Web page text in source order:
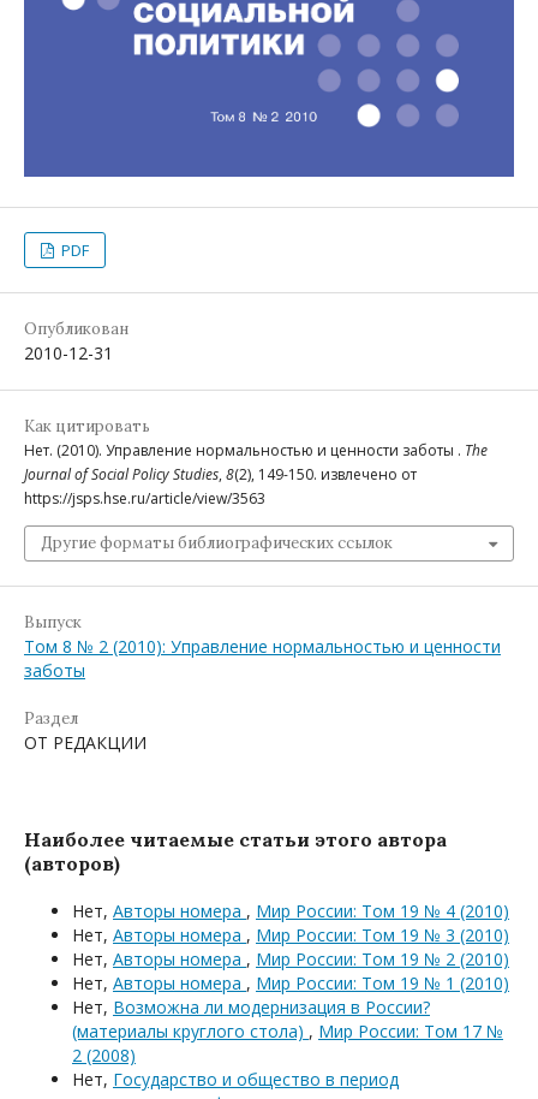
PDF
Опубликован
2010-12-31
Как цитировать
Нет. (2010). Управление нормальностью и ценности заботы . The
Journal of Social Policy Studies, 8(2), 149-150. извлечено от
https://jsps.hse.ru/article/view/3563
Другие форматы библиографических ссылок
Выпуск
Том 8 № 2 (2010): Управление нормальностью и ценности
заботы
Раздел
ОТ РЕДАКЦИИ
Наиболее читаемые статьи этого автора
(авторов)
Нет, Авторы номера , Мир России: Том 19 № 4 (2010)
Нет, Авторы номера , Мир России: Том 19 № 3 (2010)
Нет, Авторы номера , Мир России: Том 19 № 2 (2010)
Нет, Авторы номера , Мир России: Том 19 № 1 (2010)
Нет, Возможна ли модернизация в России?
(материалы круглого стола) , Мир России: Том 17 №
2 (2008)
Нет, Государство и общество в период